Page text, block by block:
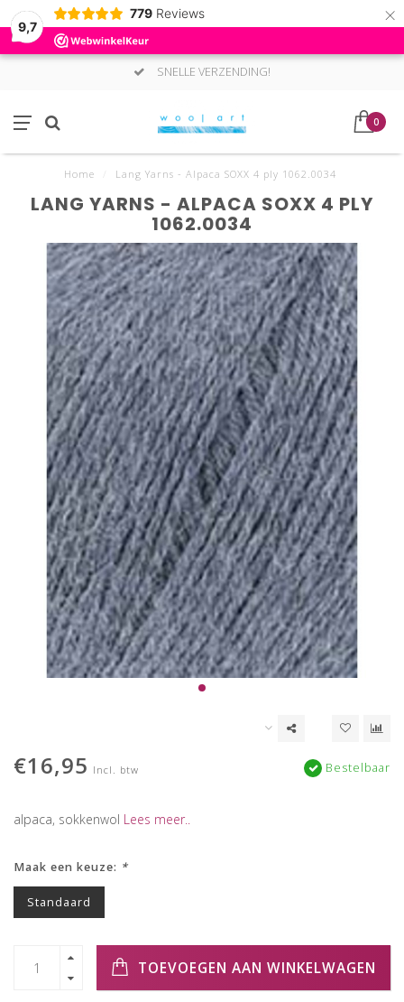
9,7
779 Reviews ×
SNELLE VERZENDING!
0
Home Lang Yarns - Alpaca SOXX 4 ply 1062.0034
LANG YARNS - ALPACA SOXX 4 PLY
1062.0034
€16,95 Incl. btw Bestelbaar
alpaca, sokkenwol Lees meer..
Maak een keuze: *
Standaard
TOEVOEGEN AAN WINKELWAGEN